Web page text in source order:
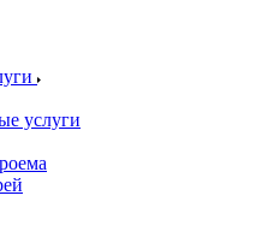
услуги